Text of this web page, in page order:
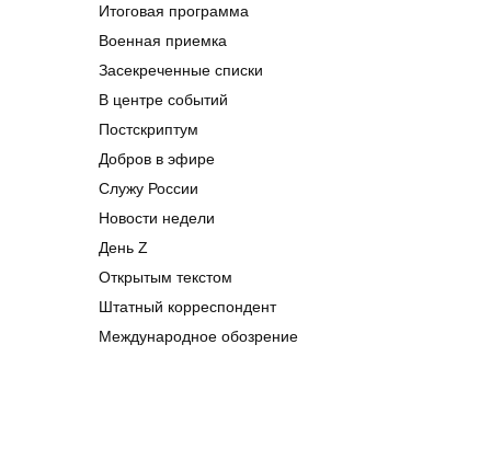
Итоговая программа
Военная приемка
Засекреченные списки
В центре событий
Постскриптум
Добров в эфире
Служу России
Новости недели
День Z
Открытым текстом
Штатный корреспондент
Международное обозрение